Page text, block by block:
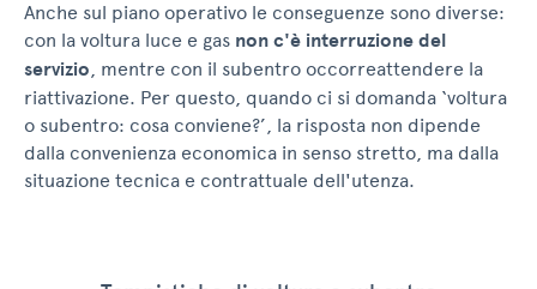
Anche sul piano operativo le conseguenze sono diverse:
con la voltura luce e gas non c'è interruzione del
servizio, mentre con il subentro occorreattendere la
riattivazione. Per questo, quando ci si domanda ‘voltura
o subentro: cosa conviene?’, la risposta non dipende
dalla convenienza economica in senso stretto, ma dalla
situazione tecnica e contrattuale dell'utenza.